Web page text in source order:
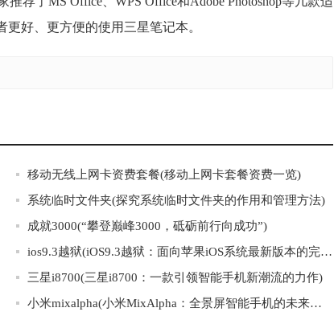
好、更方便的使用三星笔记本。
移动无线上网卡资费套餐(移动上网卡套餐资费一览)
系统临时文件夹(探究系统临时文件夹的作用和管理方法)
成就3000(“攀登巅峰3000，砥砺前行向成功”)
ios9.3越狱(iOS9.3越狱：面向苹果iOS系统最新版本的完美越狱攻略)
三星i8700(三星i8700：一款引领智能手机新潮流的力作)
小米mixalpha(小米MixAlpha：全景屏智能手机的未来之路)